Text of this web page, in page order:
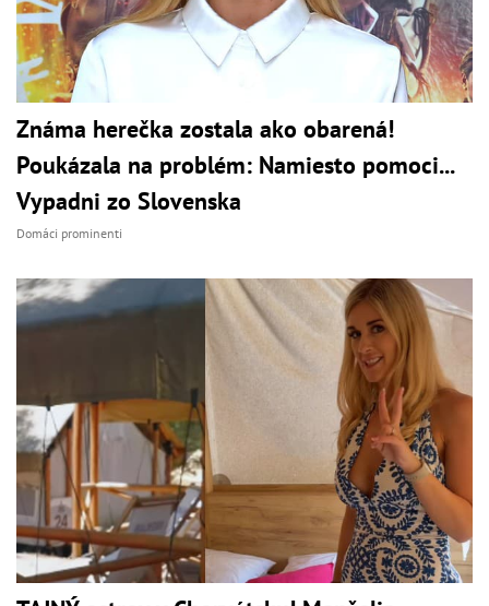
Známa herečka zostala ako obarená!
Poukázala na problém: Namiesto pomoci...
Vypadni zo Slovenska
Domáci prominenti